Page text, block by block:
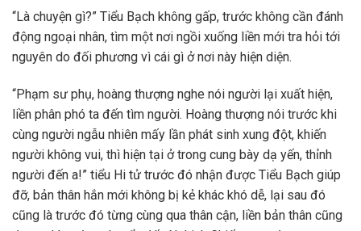
“Là chuyện gì?” Tiểu Bạch không gấp, trước không cần đánh
động ngoại nhân, tìm một nơi ngồi xuống liền mới tra hỏi tới
nguyên do đối phương vì cái gì ở nơi này hiện diện.
“Phạm sư phụ, hoàng thượng nghe nói người lại xuất hiện,
liền phân phó ta đến tìm người. Hoàng thượng nói trước khi
cùng người ngẫu nhiên mấy lần phát sinh xung đột, khiến
người không vui, thì hiện tại ở trong cung bày dạ yến, thỉnh
người đến a!” tiểu Hi tử trước đó nhận được Tiểu Bạch giúp
đỡ, bản thân hắn mới không bị kẻ khác khó dễ, lại sau đó
cũng là trước đó từng cùng qua thân cận, liền bản thân cũng